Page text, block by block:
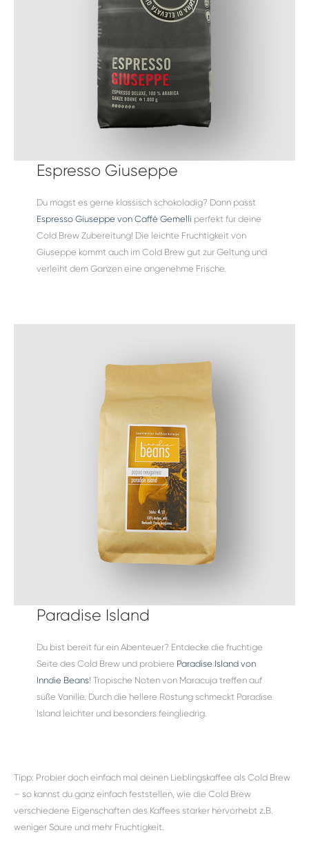
Espresso Giuseppe
Du magst es gerne klassisch schokoladig? Dann passt
Espresso Giuseppe von Caffè Gemelli perfekt für deine
Cold Brew Zubereitung! Die leichte Fruchtigkeit von
Giuseppe kommt auch im Cold Brew gut zur Geltung und
verleiht dem Ganzen eine angenehme Frische.
Paradise Island
Du bist bereit für ein Abenteuer? Entdecke die fruchtige
Seite des Cold Brew und probiere Paradise Island von
Inndie Beans! Tropische Noten von Maracuja treffen auf
süße Vanille. Durch die hellere Röstung schmeckt Paradise
Island leichter und besonders feingliedrig.
Tipp: Probier doch einfach mal deinen Lieblingskaffee als Cold Brew
– so kannst du ganz einfach feststellen, wie die Cold Brew
verschiedene Eigenschaften des Kaffees stärker hervorhebt z.B.
weniger Säure und mehr Fruchtigkeit.